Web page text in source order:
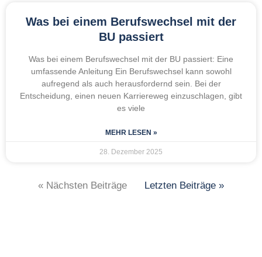
Was bei einem Berufswechsel mit der
BU passiert
Was bei einem Berufswechsel mit der BU passiert: Eine
umfassende Anleitung Ein Berufswechsel kann sowohl
aufregend als auch herausfordernd sein. Bei der
Entscheidung, einen neuen Karriereweg einzuschlagen, gibt
es viele
MEHR LESEN »
28. Dezember 2025
« Nächsten Beiträge Letzten Beiträge »